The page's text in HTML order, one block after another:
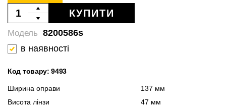
КУПИТИ
8200586s
Модель
в наявності
Код товару: 9493
Ширина оправи
137 мм
Висота лінзи
47 мм